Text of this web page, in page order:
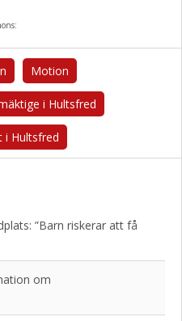
Motion
i Hultsfred
i Hultsfred
”Barn riskerar att få
om